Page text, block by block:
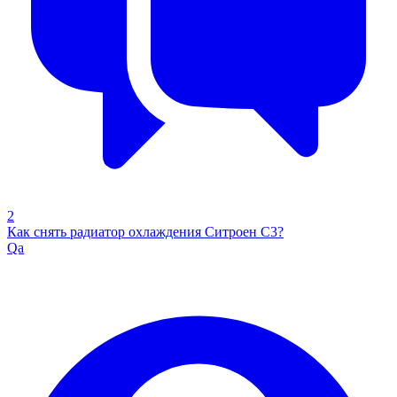
2
Как снять радиатор охлаждения Ситроен С3?
Qa